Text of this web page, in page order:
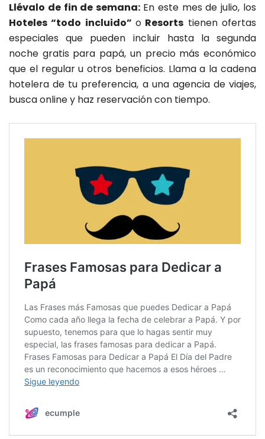
Llévalo de fin de semana: En este mes de julio, los
Hoteles “todo incluido” o Resorts tienen ofertas
especiales que pueden incluir hasta la segunda
noche gratis para papá, un precio más económico
que el regular u otros beneficios. Llama a la cadena
hotelera de tu preferencia, a una agencia de viajes,
busca online y haz reservación con tiempo.